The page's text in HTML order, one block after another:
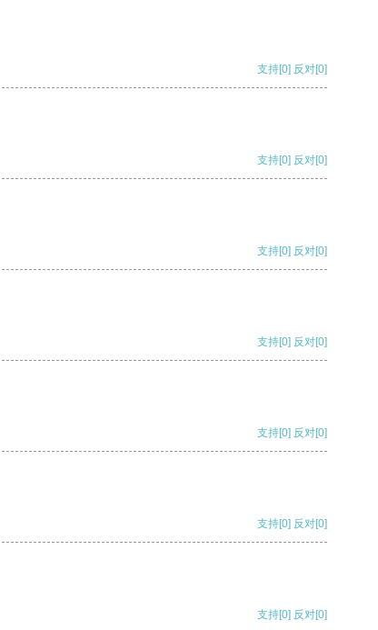
支持[0] 反对[0]
支持[0] 反对[0]
支持[0] 反对[0]
支持[0] 反对[0]
支持[0] 反对[0]
支持[0] 反对[0]
支持[0] 反对[0]